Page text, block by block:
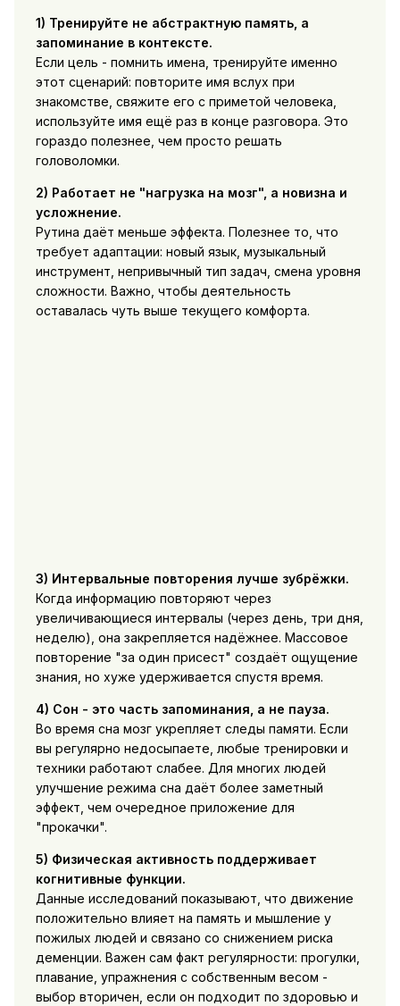
1) Тренируйте не абстрактную память, а
запоминание в контексте.
Если цель - помнить имена, тренируйте именно
этот сценарий: повторите имя вслух при
знакомстве, свяжите его с приметой человека,
используйте имя ещё раз в конце разговора. Это
гораздо полезнее, чем просто решать
головоломки.
2) Работает не "нагрузка на мозг", а новизна и
усложнение.
Рутина даёт меньше эффекта. Полезнее то, что
требует адаптации: новый язык, музыкальный
инструмент, непривычный тип задач, смена уровня
сложности. Важно, чтобы деятельность
оставалась чуть выше текущего комфорта.
3) Интервальные повторения лучше зубрёжки.
Когда информацию повторяют через
увеличивающиеся интервалы (через день, три дня,
неделю), она закрепляется надёжнее. Массовое
повторение "за один присест" создаёт ощущение
знания, но хуже удерживается спустя время.
4) Сон - это часть запоминания, а не пауза.
Во время сна мозг укрепляет следы памяти. Если
вы регулярно недосыпаете, любые тренировки и
техники работают слабее. Для многих людей
улучшение режима сна даёт более заметный
эффект, чем очередное приложение для
"прокачки".
5) Физическая активность поддерживает
когнитивные функции.
Данные исследований показывают, что движение
положительно влияет на память и мышление у
пожилых людей и связано со снижением риска
деменции. Важен сам факт регулярности: прогулки,
плавание, упражнения с собственным весом -
выбор вторичен, если он подходит по здоровью и